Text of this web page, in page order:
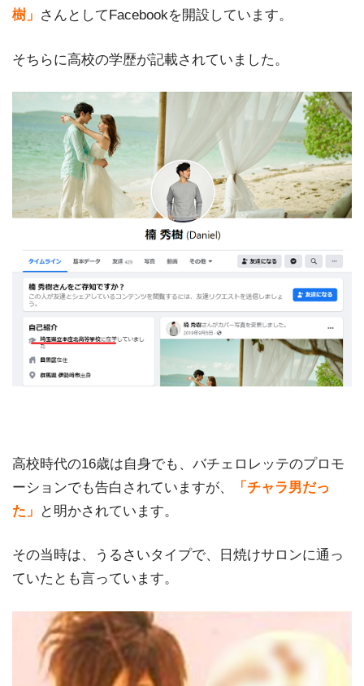
樹」 さんとしてFacebookを開設しています。
そちらに高校の学歴が記載されていました。
高校時代の16歳は自身でも、バチェロレッテのプロモ
ーションでも告白されていますが、
「チャラ男だっ
た」
と明かされています。
その当時は、うるさいタイプで、日焼けサロンに通っ
ていたとも言っています。